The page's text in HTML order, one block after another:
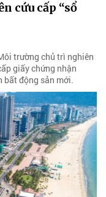
cứu cấp “sổ
trường chủ trì nghiên
giấy chứng nhận
bất động sản mới.